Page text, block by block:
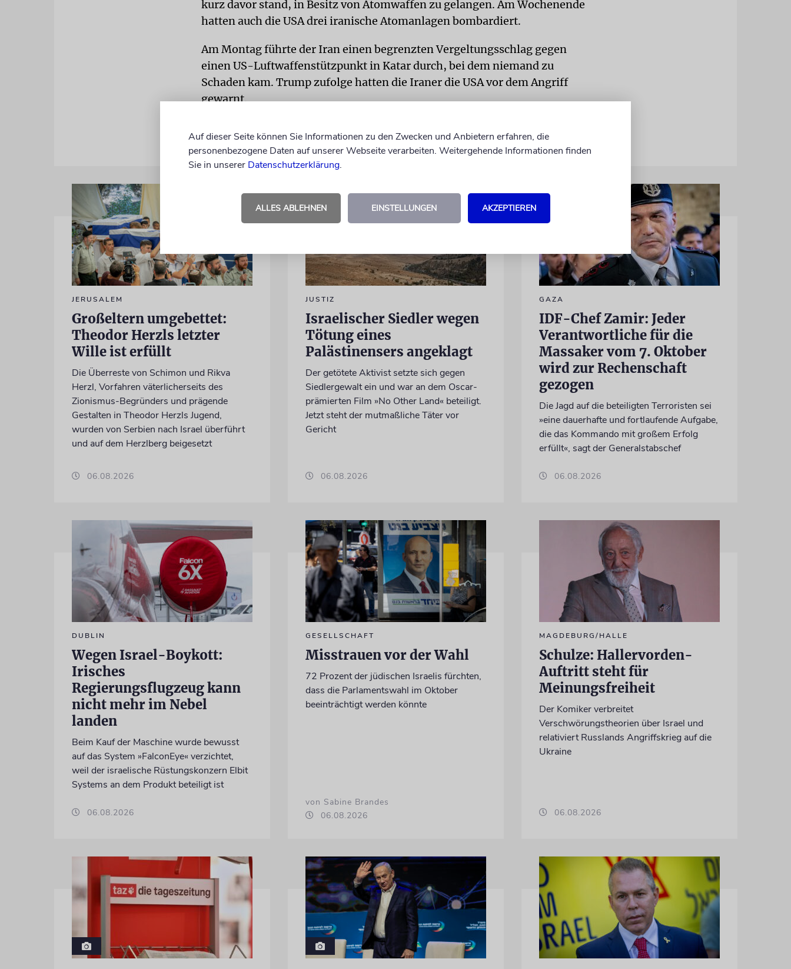
kurz davor stand, in Besitz von Atomwaffen zu gelangen. Am Wochenende
hatten auch die USA drei iranische Atomanlagen bombardiert.
Am Montag führte der Iran einen begrenzten Vergeltungsschlag gegen
einen US-Luftwaffenstützpunkt in Katar durch, bei dem niemand zu
Schaden kam. Trump zufolge hatten die Iraner die USA vor dem Angriff
gewarnt.
JERUSALEM
Großeltern umgebettet:
Theodor Herzls letzter
Wille ist erfüllt
Die Überreste von Schimon und Rikva
Herzl, Vorfahren väterlicherseits des
Zionismus-Begründers und prägende
Gestalten in Theodor Herzls Jugend,
wurden von Serbien nach Israel überführt
und auf dem Herzlberg beigesetzt
06.08.2026
JUSTIZ
Israelischer Siedler wegen
Tötung eines
Palästinensers angeklagt
Der getötete Aktivist setzte sich gegen
Siedlergewalt ein und war an dem Oscar-
prämierten Film »No Other Land« beteiligt.
Jetzt steht der mutmaßliche Täter vor
Gericht
06.08.2026
GAZA
IDF-Chef Zamir: Jeder
Verantwortliche für die
Massaker vom 7. Oktober
wird zur Rechenschaft
gezogen
Die Jagd auf die beteiligten Terroristen sei
»eine dauerhafte und fortlaufende Aufgabe,
die das Kommando mit großem Erfolg
erfüllt«, sagt der Generalstabschef
06.08.2026
DUBLIN
Wegen Israel-Boykott:
Irisches
Regierungsflugzeug kann
nicht mehr im Nebel
landen
Beim Kauf der Maschine wurde bewusst
auf das System »FalconEye« verzichtet,
weil der israelische Rüstungskonzern Elbit
Systems an dem Produkt beteiligt ist
06.08.2026
GESELLSCHAFT
Misstrauen vor der Wahl
72 Prozent der jüdischen Israelis fürchten,
dass die Parlamentswahl im Oktober
beeinträchtigt werden könnte
von Sabine Brandes
06.08.2026
MAGDEBURG/HALLE
Schulze: Hallervorden-
Auftritt steht für
Meinungsfreiheit
Der Komiker verbreitet
Verschwörungstheorien über Israel und
relativiert Russlands Angriffskrieg auf die
Ukraine
06.08.2026
Auf dieser Seite können Sie Informationen zu den Zwecken und Anbietern erfahren, die
personenbezogene Daten auf unserer Webseite verarbeiten. Weitergehende Informationen finden
Sie in unserer Datenschutzerklärung.
ALLES ABLEHNEN EINSTELLUNGEN AKZEPTIEREN